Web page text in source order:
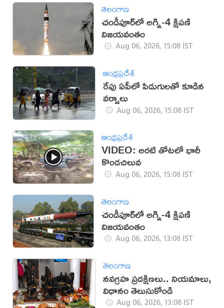
తెలంగాణ
చండీపూర్‌లో అగ్ని-4 క్షిపణి
విజయవంతం
Aug 06, 2026, 15:08 IST
ఆంధ్రప్రదేశ్
రేపు ఏపీలో పిడుగులతో కూడిన
వర్షాలు
Aug 06, 2026, 15:08 IST
ఆంధ్రప్రదేశ్
VIDEO: అరటి తోటలో భారీ
కొండచిలువ
Aug 06, 2026, 15:08 IST
తెలంగాణ
చండీపూర్‌లో అగ్ని-4 క్షిపణి
విజయవంతం
Aug 06, 2026, 13:08 IST
తెలంగాణ
నవగ్రహ ప్రదక్షిణలు.. నియమాలు,
విధానం తెలుసుకోండి
Aug 06, 2026, 13:08 IST